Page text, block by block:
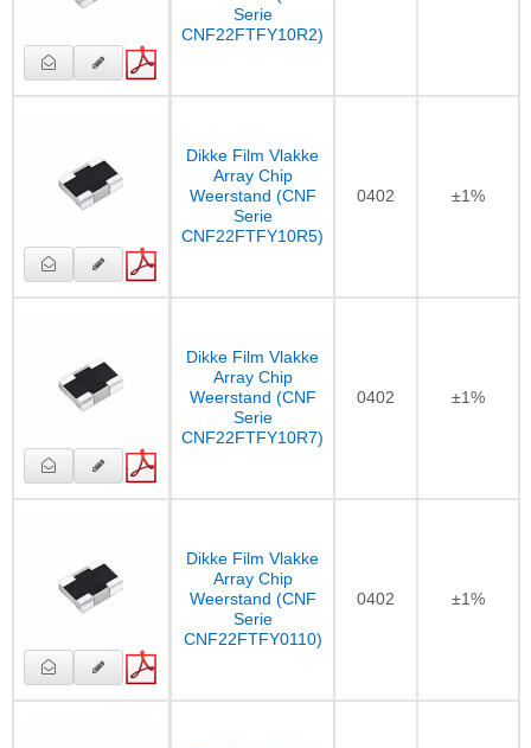
Serie
CNF22FTFY10R2)
Dikke Film Vlakke
Array Chip
Weerstand (CNF
Serie
CNF22FTFY10R5)
0402 ±1%
Dikke Film Vlakke
Array Chip
Weerstand (CNF
Serie
CNF22FTFY10R7)
0402 ±1%
Dikke Film Vlakke
Array Chip
Weerstand (CNF
Serie
CNF22FTFY0110)
0402 ±1%